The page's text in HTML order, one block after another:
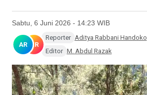
Sabtu, 6 Juni 2026 - 14:23 WIB
AR MR
Reporter Aditya Rabbani Handoko
Editor M. Abdul Razak